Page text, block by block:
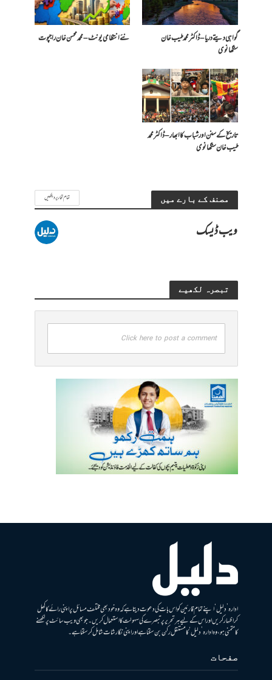
گواہی دیتے دریا – ڈاکٹر محمد طیب خان
سنگھانوی
​نئے انتظامی یونٹ – محمد محسن خان راجپوت
تاریخ کے سنن اور شباب کا ابھار – ڈاکٹر محمد
طیب خان سنگھانوی
مصنف کے بارے میں تمام تحاریر دیکھیں
ویب ڈیسک
تبصرہ لکھیے
Click here to post a comment
ادارہ ’دلیل‘ اپنے تمام قارئین کو اس بات کی دعوت دیتا ہے کہ وہ خود بھی مختلف مسائل پر اپنی رائے کا کھل
کر اظہار کریں اور اس کے لیے ہر تحریر پر تبصرے کی سہولت کا استعمال کریں۔ جو بھی ویب سائٹ پر لکھنے
کا متمنی ہو، وہ ادارہ ’دلیل‘ کا مستقل رکن بن سکتا ہے اور اپنی نگارشات شامل کرسکتا ہے۔
صفحات